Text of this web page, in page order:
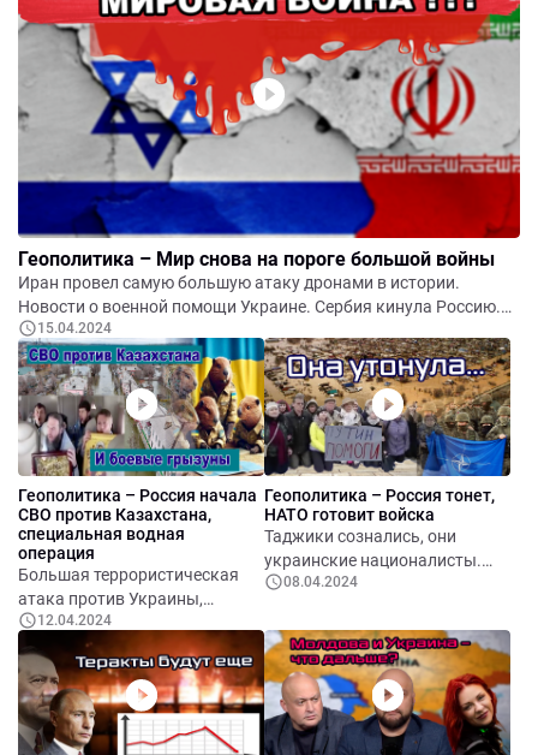
Азербайджана. Китай – нож в спину. Новые откровения росс-
пропаганды – румын, как отдельную нацию вывели в 40-е
Геополитика – Мир снова на пороге большой войны
Иран провел самую большую атаку дронами в истории.
Новости о военной помощи Украине. Сербия кинула Россию.
Сибирь продолжает тонуть. Новости Z-омбиленда.
15.04.2024
Геополитика – Россия начала
СВО против Казахстана,
специальная водная
операция
Большая террористическая
атака против Украины,
уничтожена самая большая
ТЭС. Армения все дальше от
СНГ. Литва хочет
аннулировать ВНЖ россиянам
и беларусам. Швейцария уже
не такая нейтральная.
12.04.2024
Геополитика – Россия тонет,
НАТО готовит войска
Таджики сознались, они
украинские националисты.
Рекордное уничтожение
Российские власти хотят
превратить Харьков в
непригодный для жизни.
Россия уходит подводу,
рекордное наводнение.
08.04.2024